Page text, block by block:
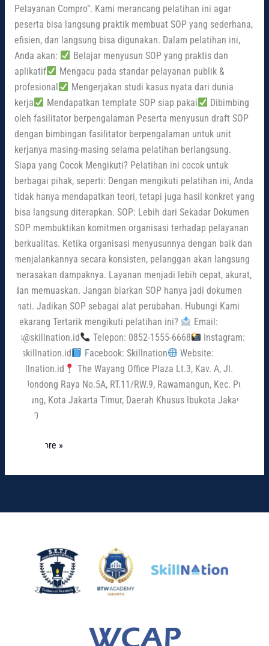
Pelayanan Compro”. Kami merancang pelatihan ini agar
peserta bisa langsung praktik membuat SOP yang sederhana,
efisien, dan langsung bisa digunakan. Dalam pelatihan ini,
Anda akan:
Belajar menyusun SOP yang praktis dan
aplikatif
Mengacu pada standar pelayanan publik &
profesional
Mengerjakan studi kasus nyata dari dunia
kerja
Mendapatkan template SOP siap pakai
Dibimbing
oleh fasilitator berpengalaman Peserta menyusun draft SOP
dengan bimbingan fasilitator berpengalaman untuk unit
kerjanya masing-masing selama pelatihan berlangsung.
Siapa yang Cocok Mengikuti? Pelatihan ini cocok untuk
berbagai pihak, seperti: Dengan mengikuti pelatihan ini, Anda
tidak hanya mendapatkan teori, tetapi juga hasil konkret yang
bisa langsung diterapkan. SOP: Lebih dari Sekadar Dokumen
SOP membuktikan komitmen organisasi terhadap pelayanan
berkualitas. Ketika organisasi menyusunnya dengan baik dan
menjalankannya secara konsisten, pelanggan akan langsung
merasakan dampaknya. Layanan menjadi lebih cepat, akurat,
dan memuaskan. Jangan biarkan SOP hanya jadi dokumen
mati. Jadikan SOP sebagai alat perubahan. Hubungi Kami
Sekarang Tertarik mengikuti pelatihan ini?
Email:
cs@skillnation.id
Telepon: 0852-1555-6668
Instagram:
@skillnation.id
Facebook: Skillnation
Website:
skillnation.id
The Wayang Office Plaza Lt.3, Kav. A, Jl.
Kedondong Raya No.5A, RT.11/RW.9, Rawamangun, Kec. Pulo
Gadung, Kota Jakarta Timur, Daerah Khusus Ibukota Jakarta
13220
Read More »